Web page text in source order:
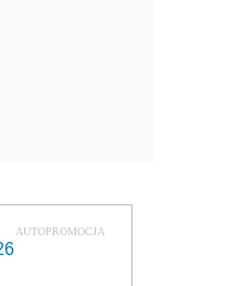
AUTOPROMOCJA